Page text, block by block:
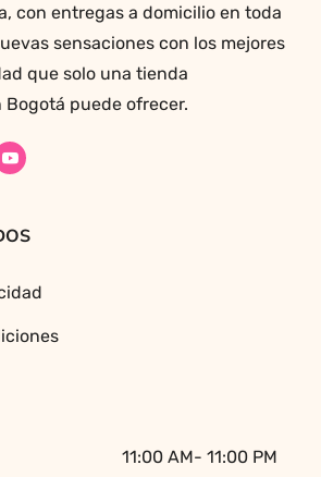
con entregas a domicilio en toda
sensaciones con los mejores
que solo una tienda
Bogotá puede ofrecer.
11:00 AM- 11:00 PM